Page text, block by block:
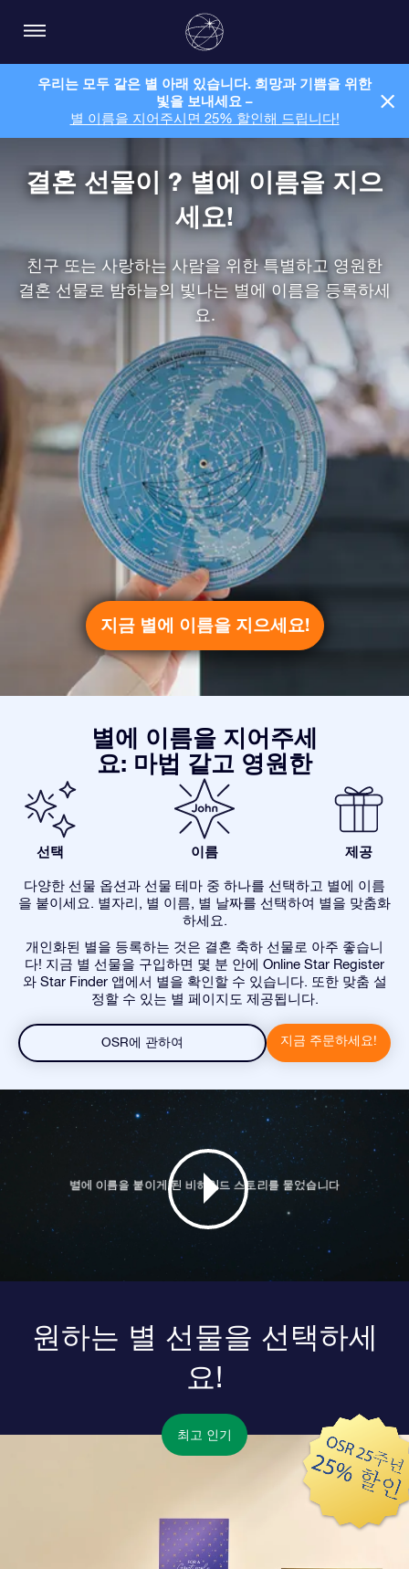
우리는 모두 같은 별 아래 있습니다. 희망과 기쁨을 위한
빛을 보내세요 –
별 이름을 지어주시면 25% 할인해 드립니다!
결혼 선물이 ? 별에 이름을 지으
세요!
친구 또는 사랑하는 사람을 위한 특별하고 영원한
결혼 선물로 밤하늘의 빛나는 별에 이름을 등록하세
요.
지금 별에 이름을 지으세요!
별에 이름을 지어주세
요: 마법 같고 영원한
선택 이름 제공
다양한 선물 옵션과 선물 테마 중 하나를 선택하고 별에 이름
을 붙이세요. 별자리, 별 이름, 별 날짜를 선택하여 별을 맞춤화
하세요.
개인화된 별을 등록하는 것은 결혼 축하 선물로 아주 좋습니
다! 지금 별 선물을 구입하면 몇 분 안에 Online Star Register
와 Star Finder 앱에서 별을 확인할 수 있습니다. 또한 맞춤 설
정할 수 있는 별 페이지도 제공됩니다.
OSR에 관하여 지금 주문하세요!
원하는 별 선물을 선택하세
요!
최고 인기